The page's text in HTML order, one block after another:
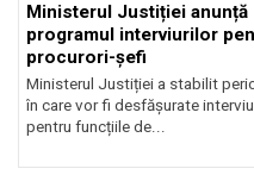
Ministerul Justiției anunță
programul interviurilor
procurori-șefi
Ministerul Justiției a stabilit
în care vor fi desfășurate
pentru funcțiile de...